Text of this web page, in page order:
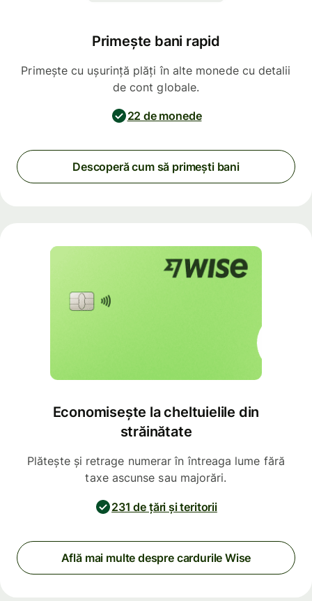
Primește bani rapid
Primește cu ușurință plăți în alte monede cu detalii
de cont globale.
22 de monede
Descoperă cum să primești bani
Economisește la cheltuielile din
străinătate
Plătește și retrage numerar în întreaga lume fără
taxe ascunse sau majorări.
231 de țări și teritorii
Află mai multe despre cardurile Wise